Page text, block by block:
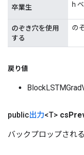
卒業生 h
のぞき穴を使用
する
の
戻り値
public出力<T> cs
バックプロップされ